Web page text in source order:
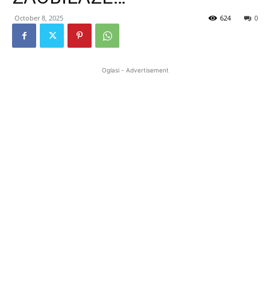
October 8, 2025 0
624
Oglasi - Advertisement